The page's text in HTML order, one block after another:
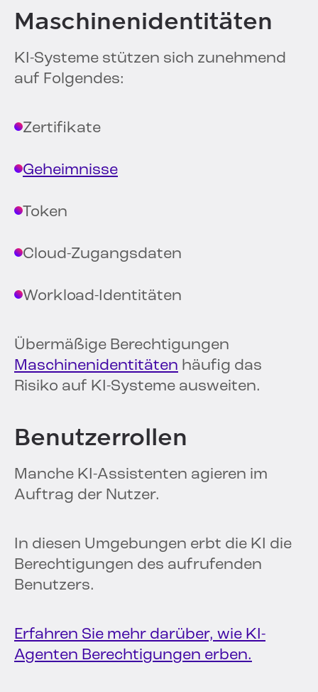
Maschinenidentitäten
KI-Systeme stützen sich zunehmend
auf Folgendes:
Zertifikate
Geheimnisse
Token
Cloud-Zugangsdaten
Workload-Identitäten
Übermäßige Berechtigungen
Maschinenidentitäten häufig das
Risiko auf KI-Systeme ausweiten.
Benutzerrollen
Manche KI-Assistenten agieren im
Auftrag der Nutzer.
In diesen Umgebungen erbt die KI die
Berechtigungen des aufrufenden
Benutzers.
Erfahren Sie mehr darüber, wie KI-
Agenten Berechtigungen erben.